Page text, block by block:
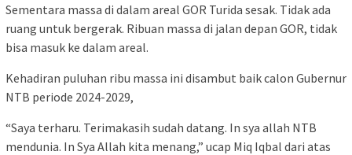
Sementara massa di dalam areal GOR Turida sesak. Tidak ada
ruang untuk bergerak. Ribuan massa di jalan depan GOR, tidak
bisa masuk ke dalam areal.
Kehadiran puluhan ribu massa ini disambut baik calon Gubernur
NTB periode 2024-2029,
“Saya terharu. Terimakasih sudah datang. In sya allah NTB
mendunia. In Sya Allah kita menang,” ucap Miq Iqbal dari atas